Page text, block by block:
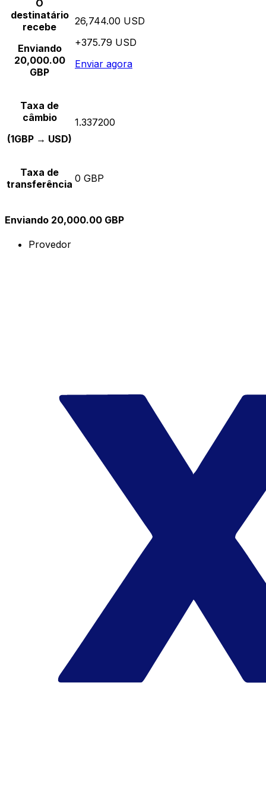
O
destinatário
recebe
Enviando
20,000.00
GBP
26,744.00 USD
+375.79 USD
Enviar agora
Taxa de
câmbio
(1GBP → USD)
1.337200
Taxa de
transferência 0 GBP
Enviando 20,000.00 GBP
Provedor